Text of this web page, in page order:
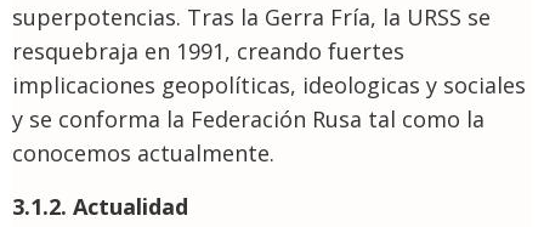
superpotencias. Tras la Gerra Fría, la URSS se
resquebraja en 1991, creando fuertes
implicaciones geopolíticas, ideologicas y sociales
y se conforma la Federación Rusa tal como la
conocemos actualmente.
3.1.2. Actualidad